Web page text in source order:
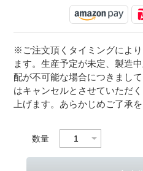
※ご注文頂くタイミングによ
ます。生産予定が未定、製造
配が不可能な場合につきまし
はキャンセルとさせていただ
上げます。あらかじめご了承
数量